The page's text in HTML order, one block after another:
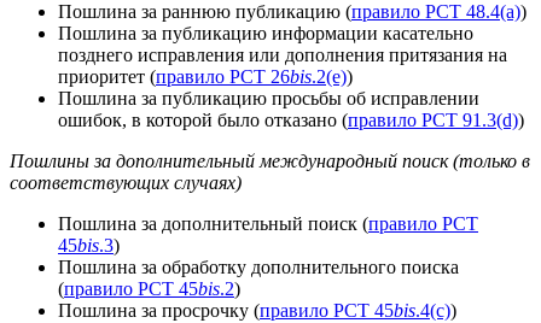
Пошлина за раннюю публикацию (правило PCT 48.4(a))
Пошлина за публикацию информации касательно
позднего исправления или дополнения притязания на
приоритет (правило PCT 26bis.2(e))
Пошлина за публикацию просьбы об исправлении
ошибок, в которой было отказано (правило PCT 91.3(d))
Пошлины за дополнительный международный поиск (только в
соответствующих случаях)
Пошлина за дополнительный поиск (правило PCT
45bis.3)
Пошлина за обработку дополнительного поиска
(правило PCT 45bis.2)
Пошлина за просрочку (правило PCT 45bis.4(c))